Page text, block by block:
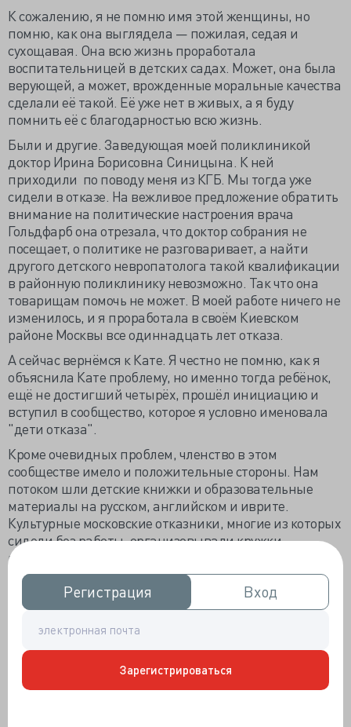
Регистрация
Регистрация Вход
Вход
Зарегистрироваться
К сожалению, я не помню имя этой женщины, но
помню, как она выглядела — пожилая, седая и
сухощавая. Она всю жизнь проработала
воспитательницей в детских садах. Может, она была
верующей, а может, врожденные моральные качества
сделали её такой. Её уже нет в живых, а я буду
помнить её с благодарностью всю жизнь.
Были и другие. Заведующая моей поликлиникой
доктор Ирина Борисовна Синицына. К ней
приходили по поводу меня из КГБ. Мы тогда уже
сидели в отказе. На вежливое предложение обратить
внимание на политические настроения врача
Гольдфарб она отрезала, что доктор собрания не
посещает, о политике не разговаривает, а найти
другого детского невропатолога такой квалификации
в районную поликлинику невозможно. Так что она
товарищам помочь не может. В моей работе ничего не
изменилось, и я проработала в своём Киевском
районе Москвы все одиннадцать лет отказа.
А сейчас вернёмся к Кате. Я честно не помню, как я
объяснила Кате проблему, но именно тогда ребёнок,
ещё не достигший четырёх, прошёл инициацию и
вступил в сообщество, которое я условно именовала
"дети отказа".
Кроме очевидных проблем, членство в этом
сообществе имело и положительные стороны. Нам
потоком шли детские книжки и образовательные
материалы на русском, английском и иврите.
Культурные московские отказники, многие из которых
сидели без работы, организовывали кружки,
вечерние и воскресные школы и разные
образовательные детские группы. Принимались все
желающие, и разумеется, бесплатно. Вопрос денег
просто не приходил никому в голову.
Время шло, и в восьмидесятых таких групп
становилось всё больше.
Мы с подругой Аней Гольдштейн тоже вели такую
группу для детей лет восьми и выше — по еврейской